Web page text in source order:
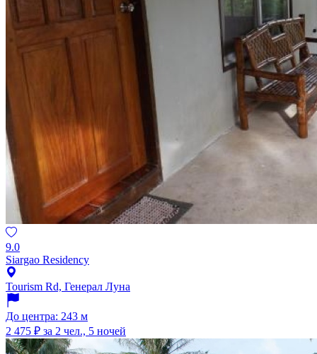
9.0
Siargao Residency
Tourism Rd, Генерал Луна
До центра: 243 м
2 475 ₽ за 2 чел., 5 ночей